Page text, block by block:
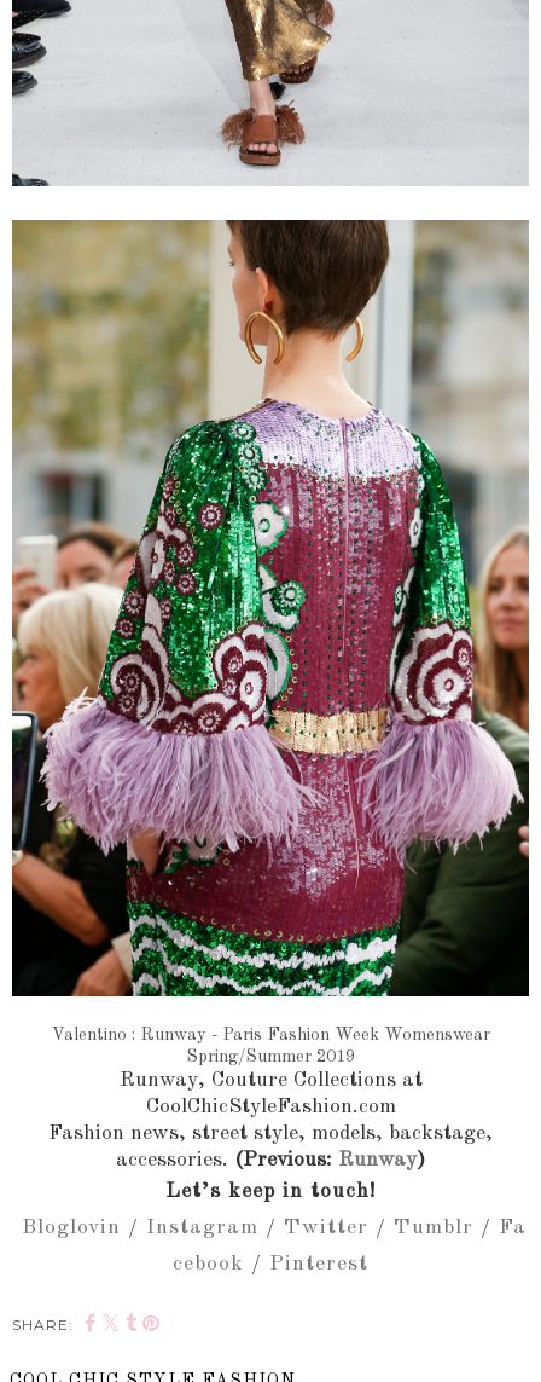
Valentino : Runway - Paris Fashion Week Womenswear
Spring/Summer 2019
Runway, Couture Collections at
CoolChicStyleFashion.com
Fashion news, street style, models, backstage,
accessories. (Previous: Runway)
Let’s keep in touch!
Bloglovin / Instagram / Twitter / Tumblr / Fa
cebook / Pinterest
SHARE: